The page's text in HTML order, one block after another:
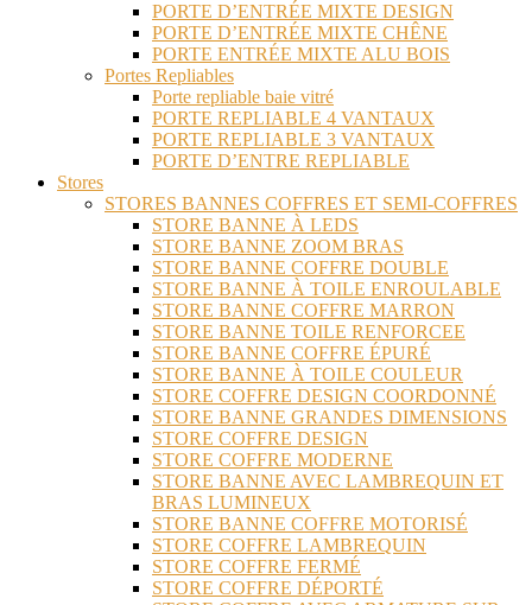
PORTE D’ENTRÉE MIXTE DESIGN
PORTE D’ENTRÉE MIXTE CHÊNE
PORTE ENTRÉE MIXTE ALU BOIS
Portes Repliables
Porte repliable baie vitré
PORTE REPLIABLE 4 VANTAUX
PORTE REPLIABLE 3 VANTAUX
PORTE D’ENTRE REPLIABLE
Stores
STORES BANNES COFFRES ET SEMI-COFFRES
STORE BANNE À LEDS
STORE BANNE ZOOM BRAS
STORE BANNE COFFRE DOUBLE
STORE BANNE À TOILE ENROULABLE
STORE BANNE COFFRE MARRON
STORE BANNE TOILE RENFORCEE
STORE BANNE COFFRE ÉPURÉ
STORE BANNE À TOILE COULEUR
STORE COFFRE DESIGN COORDONNÉ
STORE BANNE GRANDES DIMENSIONS
STORE COFFRE DESIGN
STORE COFFRE MODERNE
STORE BANNE AVEC LAMBREQUIN ET
BRAS LUMINEUX
STORE BANNE COFFRE MOTORISÉ
STORE COFFRE LAMBREQUIN
STORE COFFRE FERMÉ
STORE COFFRE DÉPORTÉ